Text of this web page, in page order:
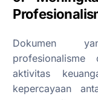
Dokumen
aktivitas
kepercayaan